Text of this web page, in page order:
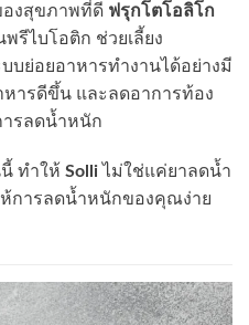
องสุขภาพที่ดี ฟรุกโตโอลิโก
รีไบโอติก ช่วยเลี้ยง
บย่อยอาหารทำงานได้อย่างมี
ารดีขึ้น และลดอาการท้อง
รลดน้ำหนัก
ทำให้ Solli ไม่ใช่แค่ยาลดน้ำ
การลดน้ำหนักของคุณง่าย